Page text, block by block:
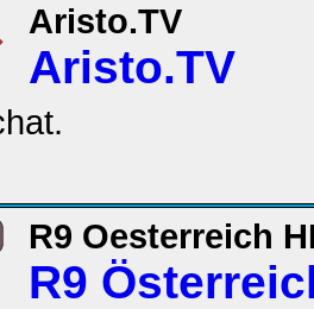
Aristo.TV
Aristo.TV
R9 Oesterreich
R9